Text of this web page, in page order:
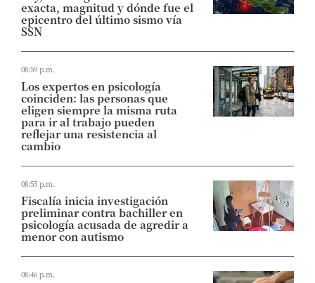
exacta, magnitud y dónde fue el
epicentro del último sismo vía
SSN
08:59 p.m.
Los expertos en psicología
coinciden: las personas que
eligen siempre la misma ruta
para ir al trabajo pueden
reflejar una resistencia al
cambio
08:55 p.m.
Fiscalía inicia investigación
preliminar contra bachiller en
psicología acusada de agredir a
menor con autismo
08:46 p.m.